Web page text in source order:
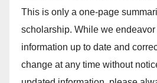
This is only a one-page
scholarship. While we endeavor
information up to date and
change at any time without